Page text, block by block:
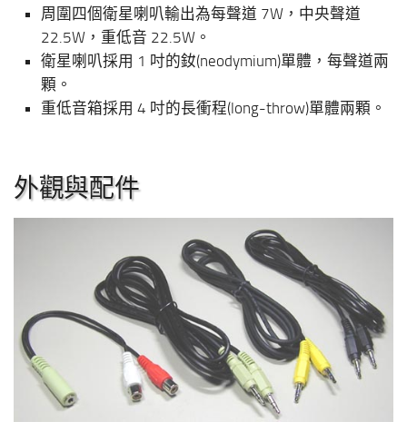
周圍四個衛星喇叭輸出為每聲道 7W，中央聲道
22.5W，重低音 22.5W。
衛星喇叭採用 1 吋的釹(neodymium)單體，每聲道兩
顆。
重低音箱採用 4 吋的長衝程(long-throw)單體兩顆。
外觀與配件